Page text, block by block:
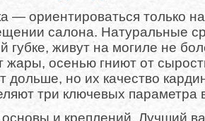
— ориентироваться только
салона. Натуральные
губке, живут на могиле не
жары, осенью гниют от
дольше, но их качество
три ключевых параметра
и креплений. Лучший